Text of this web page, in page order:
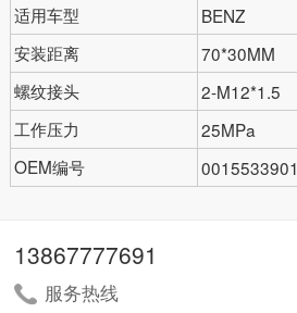
适用车型
BENZ
安装距离
70*30MM
螺纹接头
2-M12*1.5
工作压力
25MPa
OEM编号
0015533901
13867777691
服务热线